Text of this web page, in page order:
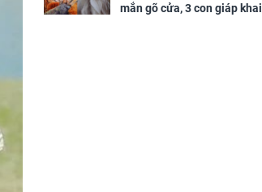
mắn gõ cửa, 3 con giáp khai